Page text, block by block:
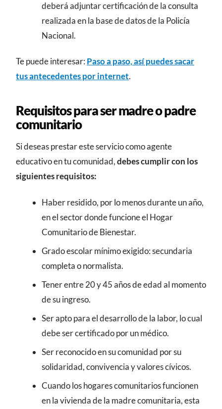
deberá adjuntar certificación de la consulta
realizada en la base de datos de la Policía
Nacional.
Te puede interesar: Paso a paso, así puedes sacar
tus antecedentes por internet.
Requisitos para ser madre o padre
comunitario
Si deseas prestar este servicio como agente
educativo en tu comunidad,debes cumplir con los
siguientes requisitos:
Haber residido, por lo menos durante un año,
en el sector donde funcione el Hogar
Comunitario de Bienestar.
Grado escolar mínimo exigido: secundaria
completa o normalista.
Tener entre 20 y 45 años de edad al momento
de su ingreso.
Ser apto para el desarrollo de la labor, lo cual
debe ser certificado por un médico.
Ser reconocido en su comunidad por su
solidaridad, convivencia y valores cívicos.
Cuando los hogares comunitarios funcionen
en la vivienda de la madre comunitaria, esta